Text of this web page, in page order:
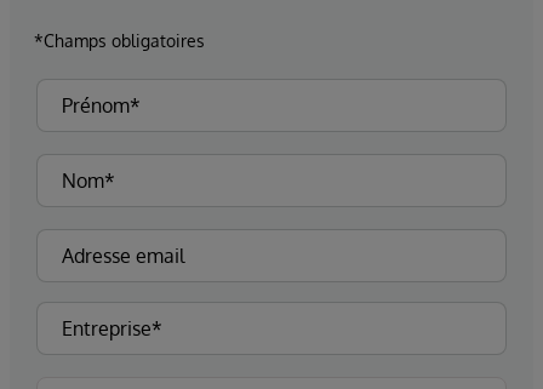
*Champs obligatoires